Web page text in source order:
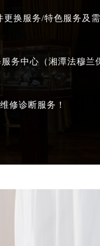
换服务/特色服务及
务中心（湘潭法穆兰
修诊断服务！